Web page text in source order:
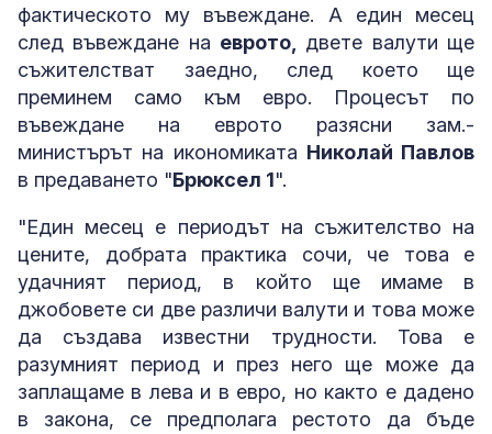
фактическото му въвеждане. А един месец
след въвеждане на еврото, двете валути ще
съжителстват заедно, след което ще
преминем само към евро. Процесът по
въвеждане на еврото разясни зам.-
министърът на икономиката Николай Павлов
в предаването "Брюксел 1".
"Един месец е периодът на съжителство на
цените, добрата практика сочи, че това е
удачният период, в който ще имаме в
джобовете си две различи валути и това може
да създава известни трудности. Това е
разумният период и през него ще може да
заплащаме в лева и в евро, но както е дадено
в закона, се предполага рестото да бъде